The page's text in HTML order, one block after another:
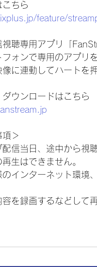
ちら
feature/
視聴専用アプリ「
フォンで専用のアプリ
像に連動してハートを
ウンロードはこちら
項＞
配信当日、途中から視
生はできません。
のインターネット環境
容を録画するなどして